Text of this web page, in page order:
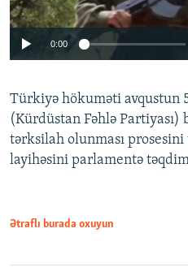
Auto 240p
720p
0:00
Türkiyə hökuməti avqustun
(Kürdüstan Fəhlə Partiyası)
tərksilah olunması
layihəsini parlamentə
Ətraflı burada oxuyun